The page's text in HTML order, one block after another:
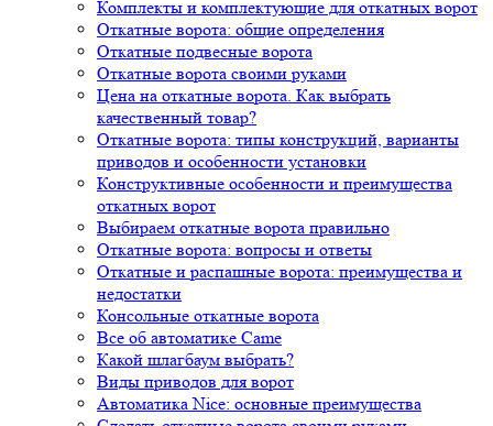
Комплекты и комплектующие для откатных ворот
Откатные ворота: общие определения
Откатные подвесные ворота
Откатные ворота своими руками
Цена на откатные ворота. Как выбрать
качественный товар?
Откатные ворота: типы конструкций, варианты
приводов и особенности установки
Конструктивные особенности и преимущества
откатных ворот
Выбираем откатные ворота правильно
Откатные ворота: вопросы и ответы
Откатные и распашные ворота: преимущества и
недостатки
Консольные откатные ворота
Все об автоматике Came
Какой шлагбаум выбрать?
Виды приводов для ворот
Автоматика Nice: основные преимущества